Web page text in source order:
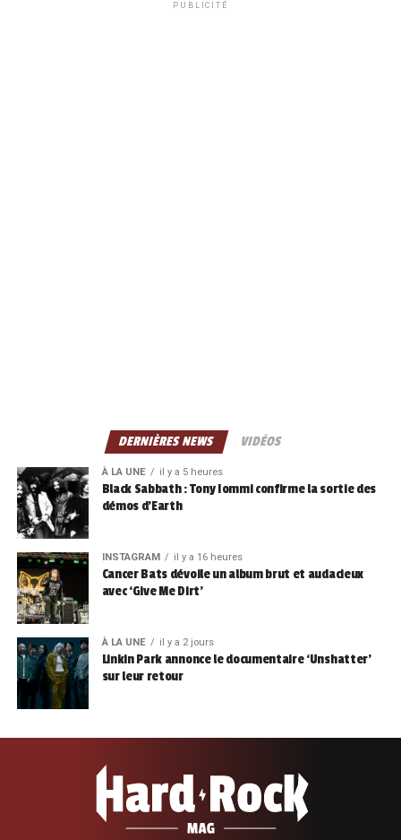
PUBLICITÉ
DERNIÈRES NEWS VIDÉOS
À LA UNE il y a 5 heures
Black Sabbath : Tony Iommi confirme la sortie des
démos d’Earth
INSTAGRAM il y a 16 heures
Cancer Bats dévoile un album brut et audacieux
avec ‘Give Me Dirt’
À LA UNE il y a 2 jours
Linkin Park annonce le documentaire ‘Unshatter’
sur leur retour